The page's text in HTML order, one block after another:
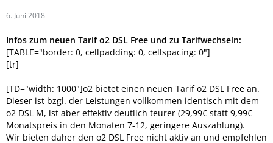
6. Juni 2018
Infos zum neuen Tarif o2 DSL Free und zu Tarifwechseln:
[TABLE="border: 0, cellpadding: 0, cellspacing: 0"]
[tr]
[TD="width: 1000"]o2 bietet einen neuen Tarif o2 DSL Free an.
Dieser ist bzgl. der Leistungen vollkommen identisch mit dem
o2 DSL M, ist aber effektiv deutlich teurer (29,99€ statt 9,99€
Monatspreis in den Monaten 7-12, geringere Auszahlung).
Wir bieten daher den o2 DSL Free nicht aktiv an und empfehlen